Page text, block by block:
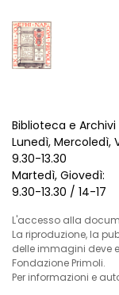
Biblioteca e Archivi
Lunedì, Mercoledì,
9.30-13.30
Martedì, Giovedì:
9.30-13.30 / 14-17
L'accesso alla
La riproduzione, la
delle immagini deve
Fondazione Primoli.
Per informazioni e